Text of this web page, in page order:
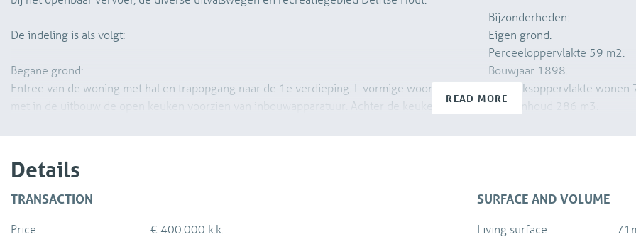
De indeling is als volgt:
Begane grond:
Entree van de woning met hal en trapopgang naar de 1e verdieping. L vormige woonkamer
met in de uitbouw de open keuken voorzien van inbouwapparatuur. Achter de keuken ligt
deuren is vanuit de woonkamer de beschutte plaats bereikbaar.
Bijzonderheden:
Eigen grond.
Perceeloppervlakte 59 m2.
Bouwjaar 1898.
Gebruiksoppervlakte wonen
Bruto inhoud 286 m3.
Ouderdomsclausule van
READ MORE
Details
TRANSACTION
Price
€ 400.000 k.k.
SURFACE AND VOLUME
Living surface